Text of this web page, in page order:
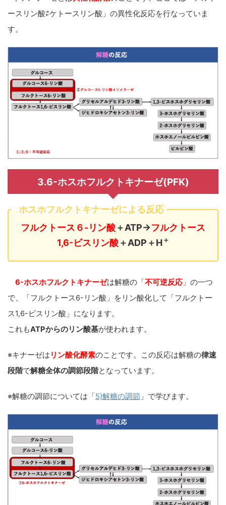
ースリン酸⇄ケトースリン酸」の異性化反応を行なっていま
す。
3.6-ホスホフルクトキナーゼ(PFK)
ホスホフルクトキナーゼによる反応
フルクトース６-リン酸＋ATP→フルクトース
1,6-ビスリン酸＋ADP＋H＋
6-ホスホフルクトキナーゼは解糖の「不可逆反応 」の一つ
で、「フルクトース6-リン酸」をリン酸化して「フルクトー
ス1,6-ビスリン酸」になります。
これもATPからのリン酸基が使われます。
※キナーゼは リン酸化酵素のことです。 この反応は解糖の律速
段階で解糖全体の調節段階となっています。
※解糖の調節については「5)解糖の調節 」で学びます。